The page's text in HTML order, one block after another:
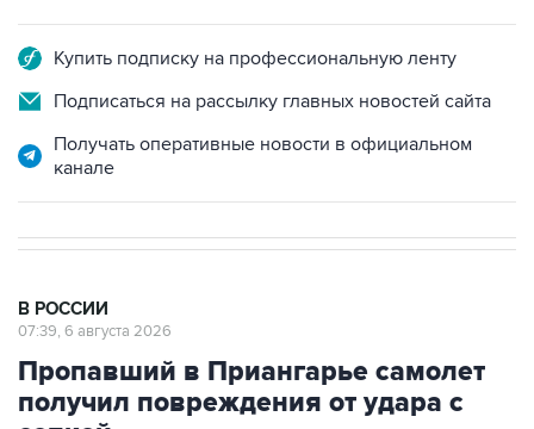
Купить подписку на профессиональную ленту
Подписаться на рассылку главных новостей сайта
Получать оперативные новости в официальном
канале
В РОССИИ
07:39, 6 августа 2026
Пропавший в Приангарье самолет
получил повреждения от удара с